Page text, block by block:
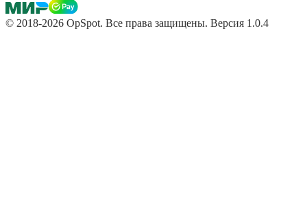
© 2018-2026 OpSpot. Все права защищены. Версия 1.0.4